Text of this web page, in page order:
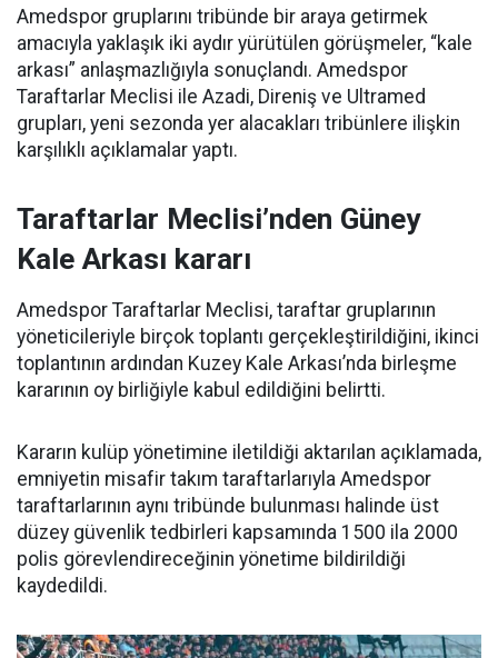
Amedspor gruplarını tribünde bir araya getirmek
amacıyla yaklaşık iki aydır yürütülen görüşmeler, “kale
arkası” anlaşmazlığıyla sonuçlandı. Amedspor
Taraftarlar Meclisi ile Azadi, Direniş ve Ultramed
grupları, yeni sezonda yer alacakları tribünlere ilişkin
karşılıklı açıklamalar yaptı.
Taraftarlar Meclisi’nden Güney
Kale Arkası kararı
Amedspor Taraftarlar Meclisi, taraftar gruplarının
yöneticileriyle birçok toplantı gerçekleştirildiğini, ikinci
toplantının ardından Kuzey Kale Arkası’nda birleşme
kararının oy birliğiyle kabul edildiğini belirtti.
Kararın kulüp yönetimine iletildiği aktarılan açıklamada,
emniyetin misafir takım taraftarlarıyla Amedspor
taraftarlarının aynı tribünde bulunması halinde üst
düzey güvenlik tedbirleri kapsamında 1500 ila 2000
polis görevlendireceğinin yönetime bildirildiği
kaydedildi.